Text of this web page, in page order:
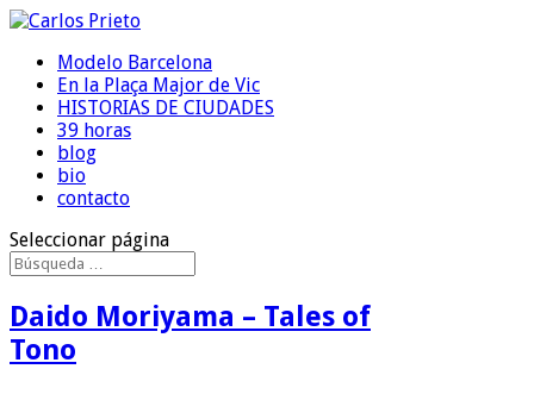
Modelo Barcelona
En la Plaça Major de Vic
HISTORIAS DE CIUDADES
39 horas
blog
bio
contacto
Seleccionar página
Daido Moriyama – Tales of
Tono